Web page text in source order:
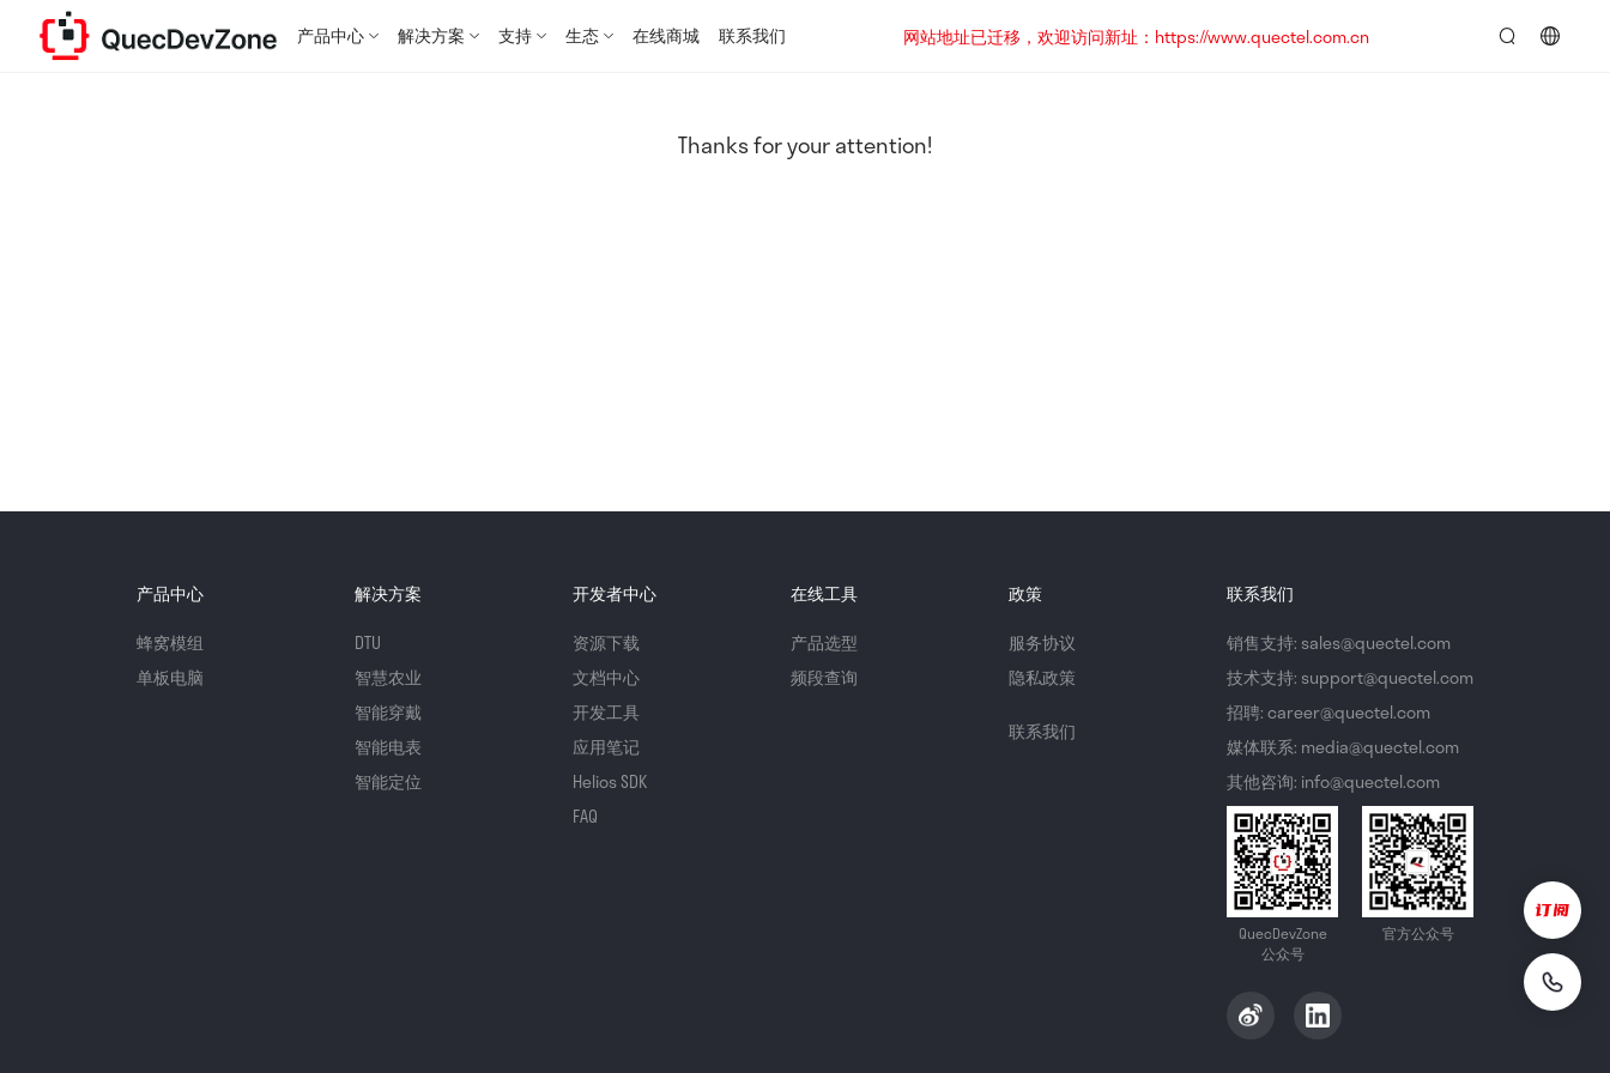
产品中心 解决方案 支持 生态 在线商城 联系我们
网站地址已迁移，欢迎访问新址：https://www.quectel.com.cn
Thanks for your attention!
产品中心
蜂窝模组
单板电脑
解决方案
DTU
智慧农业
智能穿戴
智能电表
智能定位
开发者中心
资源下载
文档中心
开发工具
应用笔记
Helios SDK
FAQ
在线工具
产品选型
频段查询
政策
服务协议
隐私政策
联系我们
联系我们
销售支持: sales@quectel.com
技术支持: support@quectel.com
招聘: career@quectel.com
媒体联系: media@quectel.com
其他咨询: info@quectel.com
QuecDevZone
公众号
官方公众号